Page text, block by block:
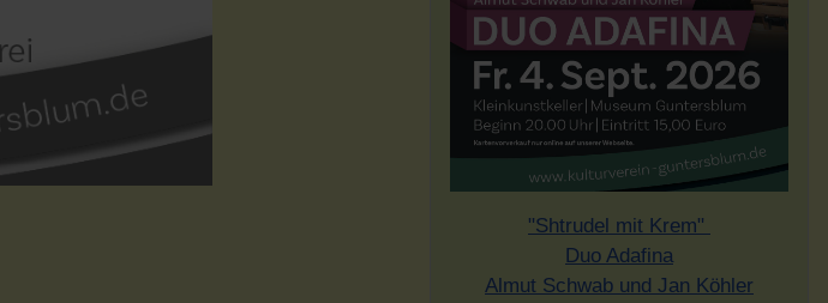
"Shtrudel mit Krem"
Duo Adafina
Almut Schwab und Jan Köhler